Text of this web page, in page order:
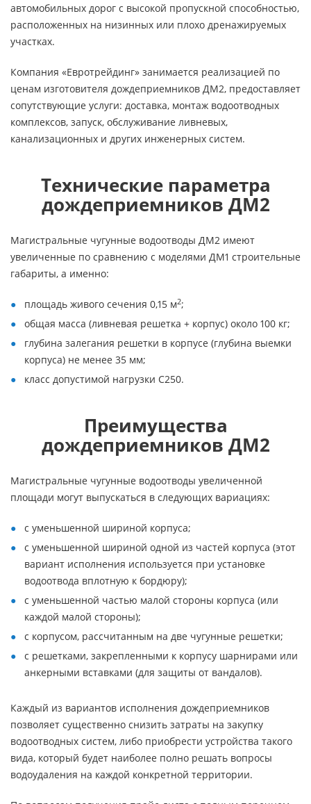
автомобильных дорог с высокой пропускной способностью,
расположенных на низинных или плохо дренажируемых
участках.
Компания «Евротрейдинг» занимается реализацией по
ценам изготовителя дождеприемников ДМ2, предоставляет
сопутствующие услуги: доставка, монтаж водоотводных
комплексов, запуск, обслуживание ливневых,
канализационных и других инженерных систем.
Технические параметра
дождеприемников ДМ2
Магистральные чугунные водоотводы ДМ2 имеют
увеличенные по сравнению с моделями ДМ1 строительные
габариты, а именно:
площадь живого сечения 0,15 м2;
общая масса (ливневая решетка + корпус) около 100 кг;
глубина залегания решетки в корпусе (глубина выемки
корпуса) не менее 35 мм;
класс допустимой нагрузки С250.
Преимущества
дождеприемников ДМ2
Магистральные чугунные водоотводы увеличенной
площади могут выпускаться в следующих вариациях:
с уменьшенной шириной корпуса;
с уменьшенной шириной одной из частей корпуса (этот
вариант исполнения используется при установке
водоотвода вплотную к бордюру);
с уменьшенной частью малой стороны корпуса (или
каждой малой стороны);
с корпусом, рассчитанным на две чугунные решетки;
с решетками, закрепленными к корпусу шарнирами или
анкерными вставками (для защиты от вандалов).
Каждый из вариантов исполнения дождеприемников
позволяет существенно снизить затраты на закупку
водоотводных систем, либо приобрести устройства такого
вида, который будет наиболее полно решать вопросы
водоудаления на каждой конкретной территории.